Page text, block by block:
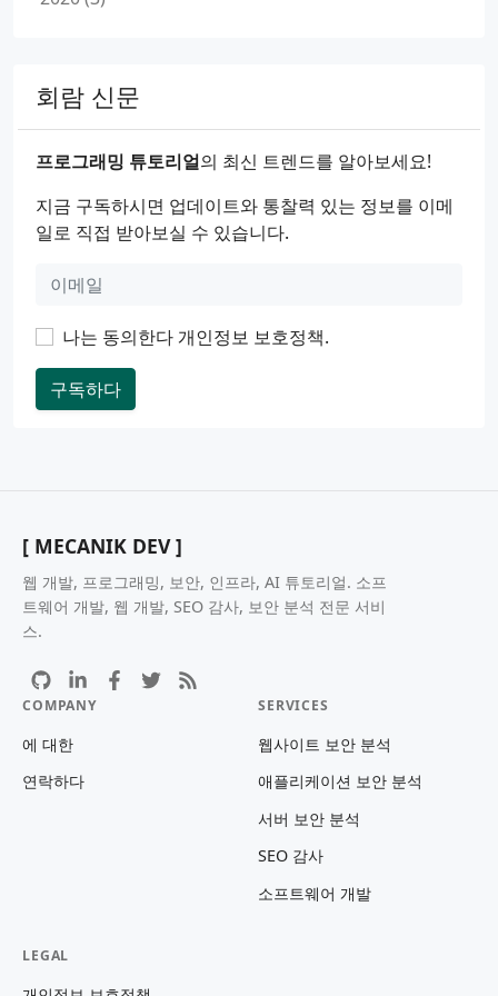
회람 신문
프로그래밍 튜토리얼의 최신 트렌드를 알아보세요!
지금 구독하시면 업데이트와 통찰력 있는 정보를 이메
일로 직접 받아보실 수 있습니다.
나는 동의한다 개인정보 보호정책.
구독하다
[ MECANIK DEV ]
웹 개발, 프로그래밍, 보안, 인프라, AI 튜토리얼. 소프
트웨어 개발, 웹 개발, SEO 감사, 보안 분석 전문 서비
스.
COMPANY
에 대한
연락하다
SERVICES
웹사이트 보안 분석
애플리케이션 보안 분석
서버 보안 분석
SEO 감사
소프트웨어 개발
LEGAL